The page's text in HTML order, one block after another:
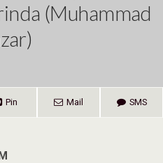
(Muhammad
Pin Mail SMS